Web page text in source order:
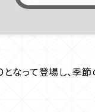
なって登場し、季